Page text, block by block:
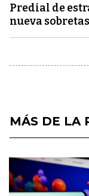
Predial de
nueva
MÁS DE LA